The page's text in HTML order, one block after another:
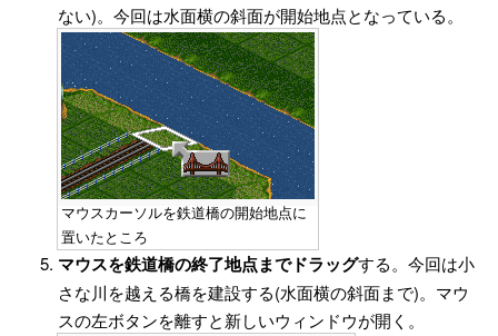
ない)。今回は水面横の斜面が開始地点となっている。
マウスカーソルを鉄道橋の開始地点に
置いたところ
マウスを鉄道橋の終了地点までドラッグする。今回は小
さな川を越える橋を建設する(水面横の斜面まで)。マウ
スの左ボタンを離すと新しいウィンドウが開く。